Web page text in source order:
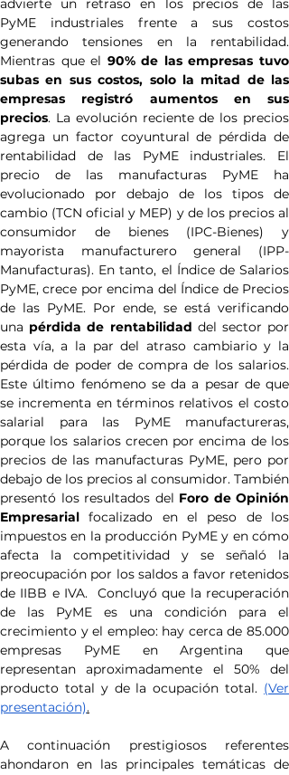
advierte un retraso en los precios de las
PyME industriales frente a sus costos
generando tensiones en la rentabilidad.
Mientras que el 90% de las empresas tuvo
subas en sus costos, solo la mitad de las
empresas registró aumentos en sus
precios. La evolución reciente de los precios
agrega un factor coyuntural de pérdida de
rentabilidad de las PyME industriales. El
precio de las manufacturas PyME ha
evolucionado por debajo de los tipos de
cambio (TCN oficial y MEP) y de los precios al
consumidor de bienes (IPC-Bienes) y
mayorista manufacturero general (IPP-
Manufacturas). En tanto, el Índice de Salarios
PyME, crece por encima del Índice de Precios
de las PyME. Por ende, se está verificando
una pérdida de rentabilidad del sector por
esta vía, a la par del atraso cambiario y la
pérdida de poder de compra de los salarios.
Este último fenómeno se da a pesar de que
se incrementa en términos relativos el costo
salarial para las PyME manufactureras,
porque los salarios crecen por encima de los
precios de las manufacturas PyME, pero por
debajo de los precios al consumidor. También
presentó los resultados del Foro de Opinión
Empresarial focalizado en el peso de los
impuestos en la producción PyME y en cómo
afecta la competitividad y se señaló la
preocupación por los saldos a favor retenidos
de IIBB e IVA.  Concluyó que la recuperación
de las PyME es una condición para el
crecimiento y el empleo: hay cerca de 85.000
empresas PyME en Argentina que
representan aproximadamente el 50% del
producto total y de la ocupación total. (Ver
presentación).
A continuación prestigiosos referentes
ahondaron en las principales temáticas de